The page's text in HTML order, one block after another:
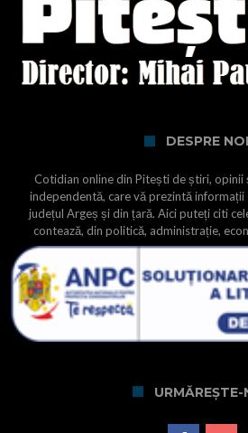
DESPRE NOI
Cotidian online din Pitești de știri, opinii
independentă, care vă prezintă
județul Argeș și din țară. Aici puteți citi
contează, din politică, administrație,
URMĂREȘTE-